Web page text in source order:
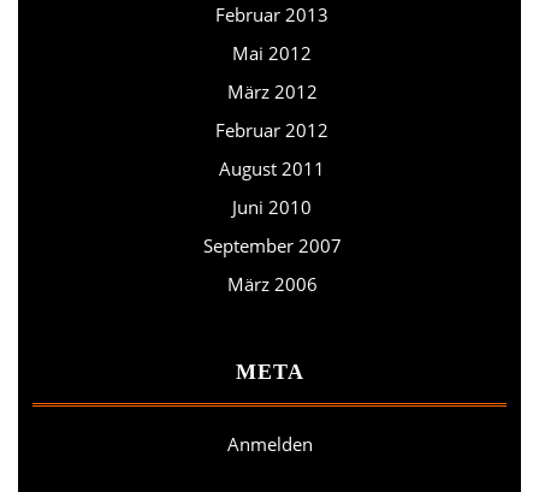
Februar 2013
Mai 2012
März 2012
Februar 2012
August 2011
Juni 2010
September 2007
März 2006
META
Anmelden